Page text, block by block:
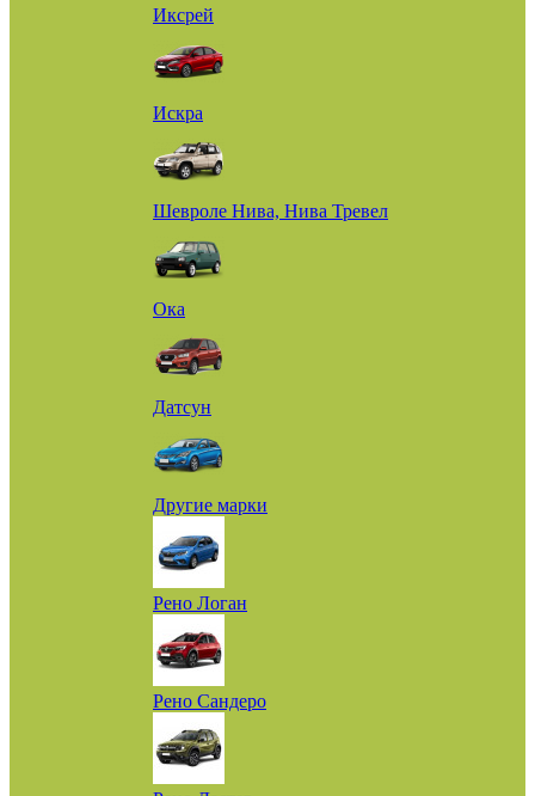
Иксрей
Искра
Шевроле Нива, Нива Тревел
Ока
Датсун
Другие марки
Рено Логан
Рено Сандеро